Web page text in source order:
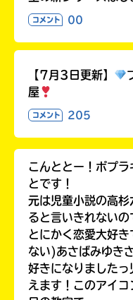
コメント 00
【7月3日更新】
屋
コメント 205
こんととー！ポプ
とです！
元は児童小説の高
ると言いきれないの
とにかく恋愛大好
ない)あさばみゆき
好きになりました
えます！このアイ